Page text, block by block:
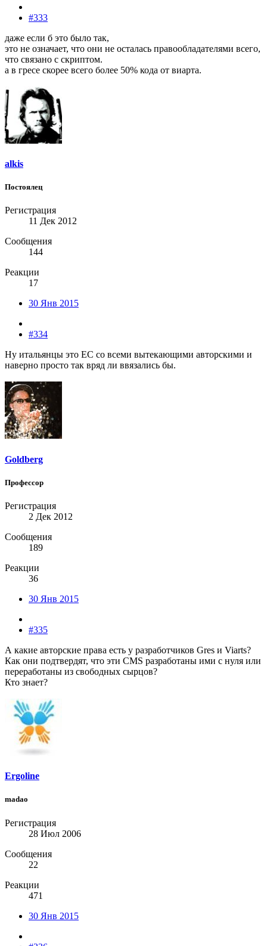
#333
даже если б это было так,
это не означает, что они не осталась правообладателями всего,
что связано с скриптом.
а в гресе скорее всего более 50% кода от виарта.
alkis
Постоялец
Регистрация
11 Дек 2012
Сообщения
144
Реакции
17
30 Янв 2015
#334
Ну итальянцы это ЕС со всеми вытекающими авторскими и
наверно просто так вряд ли ввязались бы.
Goldberg
Профессор
Регистрация
2 Дек 2012
Сообщения
189
Реакции
36
30 Янв 2015
#335
А какие авторские права есть у разработчиков Gres и Viarts?
Как они подтвердят, что эти CMS разработаны ими с нуля или
переработаны из свободных сырцов?
Кто знает?
Ergoline
madao
Регистрация
28 Июл 2006
Сообщения
22
Реакции
471
30 Янв 2015